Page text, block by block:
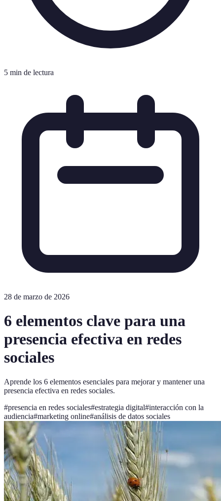
5 min de lectura
28 de marzo de 2026
6 elementos clave para una
presencia efectiva en redes
sociales
Aprende los 6 elementos esenciales para mejorar y mantener una
presencia efectiva en redes sociales.
#presencia en redes sociales#estrategia digital#interacción con la
audiencia#marketing online#análisis de datos sociales